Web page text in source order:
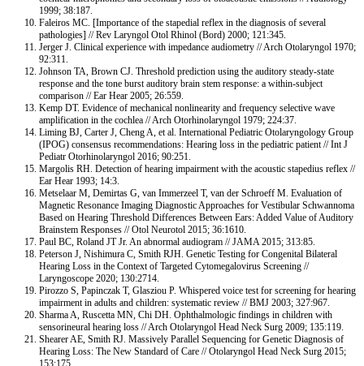
1999; 38:187.
Faleiros MC. [Importance of the stapedial reflex in the diagnosis of several
pathologies] // Rev Laryngol Otol Rhinol (Bord) 2000; 121:345.
Jerger J. Clinical experience with impedance audiometry // Arch Otolaryngol 1970;
92:311.
Johnson TA, Brown CJ. Threshold prediction using the auditory steady-state
response and the tone burst auditory brain stem response: a within-subject
comparison // Ear Hear 2005; 26:559.
Kemp DT. Evidence of mechanical nonlinearity and frequency selective wave
amplification in the cochlea // Arch Otorhinolaryngol 1979; 224:37.
Liming BJ, Carter J, Cheng A, et al. International Pediatric Otolaryngology Group
(IPOG) consensus recommendations: Hearing loss in the pediatric patient // Int J
Pediatr Otorhinolaryngol 2016; 90:251.
Margolis RH. Detection of hearing impairment with the acoustic stapedius reflex //
Ear Hear 1993; 14:3.
Metselaar M, Demirtas G, van Immerzeel T, van der Schroeff M. Evaluation of
Magnetic Resonance Imaging Diagnostic Approaches for Vestibular Schwannoma
Based on Hearing Threshold Differences Between Ears: Added Value of Auditory
Brainstem Responses // Otol Neurotol 2015; 36:1610.
Paul BC, Roland JT Jr. An abnormal audiogram // JAMA 2015; 313:85.
Peterson J, Nishimura C, Smith RJH. Genetic Testing for Congenital Bilateral
Hearing Loss in the Context of Targeted Cytomegalovirus Screening //
Laryngoscope 2020; 130:2714.
Pirozzo S, Papinczak T, Glasziou P. Whispered voice test for screening for hearing
impairment in adults and children: systematic review // BMJ 2003; 327:967.
Sharma A, Ruscetta MN, Chi DH. Ophthalmologic findings in children with
sensorineural hearing loss // Arch Otolaryngol Head Neck Surg 2009; 135:119.
Shearer AE, Smith RJ. Massively Parallel Sequencing for Genetic Diagnosis of
Hearing Loss: The New Standard of Care // Otolaryngol Head Neck Surg 2015;
153:175.